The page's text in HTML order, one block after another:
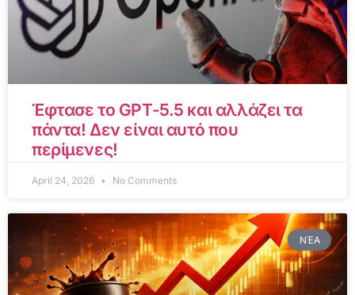
Έφτασε το GPT-5.5 και αλλάζει τα
πάντα! Δεν είναι αυτό που
περίμενες!
April 24, 2026 No Comments
ΝΈΑ